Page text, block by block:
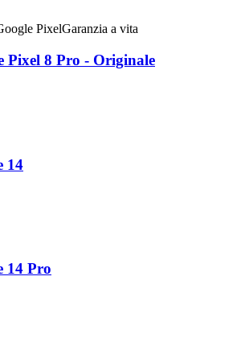
PixelGaranzia a vita
Pixel 8 Pro - Originale
14
14 Pro